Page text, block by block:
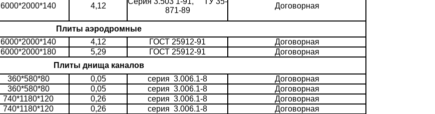
6000*2000*140 4,12
871-89
Договорная
Плиты аэродромные
6000*2000*140 4,12 ГОСТ 25912-91
Договорная
6000*2000*180 5,29 ГОСТ 25912-91
Договорная
Плиты днища каналов
360*580*80 0,05 серия 3.006.1-8
Договорная
360*580*80 0,05 серия 3.006.1-8
Договорная
740*1180*120 0,26 серия 3.006.1-8
Договорная
740*1180*120 0,26 серия 3.006.1-8
Договорная